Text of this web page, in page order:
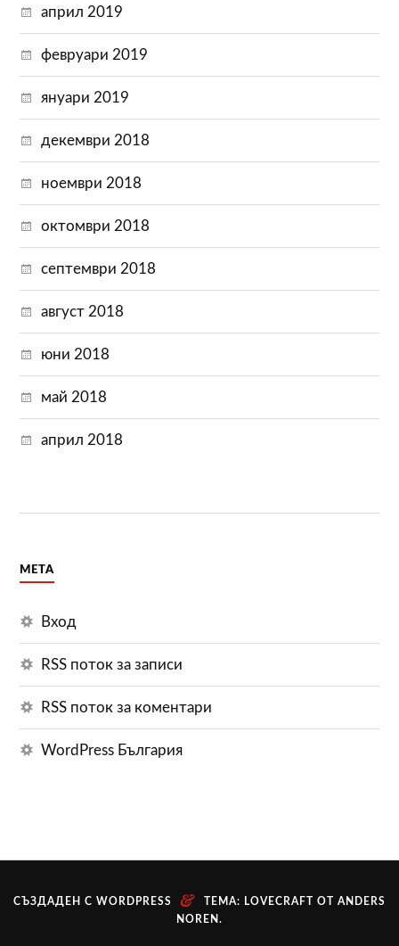
април 2019
февруари 2019
януари 2019
декември 2018
ноември 2018
октомври 2018
септември 2018
август 2018
юни 2018
май 2018
април 2018
МЕТА
Вход
RSS поток за записи
RSS поток за коментари
WordPress България
СЪЗДАДЕН С WORDPRESS & ТЕМА: LOVECRAFT ОТ ANDERS
NOREN .